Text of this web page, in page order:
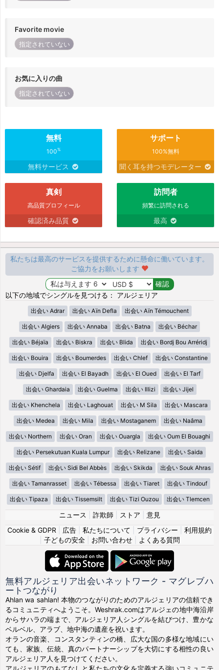
Favorite movie
指定されていない
お気に入りの曲
指定されていない
無料
100%
無料サービス
サポート
100%無料
聞く耳を持つモデレーター
真剣
高品質プロフィール
確認済み品質
訪問者
頻繁に訪問される
最高
私たちは最高のサービスを提供するために懸命に働いています。
ご協力をお願いします
以下の地域でシングルを見つける： アルジェリア
出会い Adrar 出会い Aïn Defla 出会い Aïn Témouchent
出会い Algiers 出会い Annaba 出会い Batna 出会い Béchar
出会い Béjaïa 出会い Biskra 出会い Blida 出会い Bordj Bou Arréridj
出会い Bouira 出会い Boumerdes 出会い Chlef 出会い Constantine
出会い Djelfa 出会い El Bayadh 出会い El Oued 出会い El Tarf
出会い Ghardaia 出会い Guelma 出会い Illizi 出会い Jijel
出会い Khenchela 出会い Laghouat 出会い M Sila 出会い Mascara
出会い Medea 出会い Mila 出会い Mostaganem 出会い Naâma
出会い Northern 出会い Oran 出会い Ouargla 出会い Oum El Bouaghi
出会い Persekutuan Kuala Lumpur 出会い Relizane 出会い Saida
出会い Sétif 出会い Sidi Bel Abbès 出会い Skikda 出会い Souk Ahras
出会い Tamanrasset 出会い Tébessa 出会い Tiaret 出会い Tindouf
出会い Tipaza 出会い Tissemsilt 出会い Tizi Ouzou 出会い Tlemcen
ニュース 詐欺師 ストア
意見
Cookie & GDPR
広告 私たちについて プライバシー
利用規約
子どもの安全| お問い合わせ| よくある質問
無料アルジェリア出会いネットワーク - マグレブハ
ートつながり
Ahlan wa sahlan! 本物のつながりのためのアルジェリアの信頼でき
るコミュニティへようこそ。Weshrak.comはアルジェの地中海沿岸
からサハラの端まで、アルジェリア人シングルを結びつけ、豊かな
ベルベル、アラブ、地中海の遺産を祝います。
オランの音楽、コンスタンティンの橋、広大な国の多様な地域にい
ても、家族、伝統、真のパートナーシップを大切にする相性の良い
アルジェリア人を見つけてください。
アルジェリアのもてなしと私たちの文化を定義する強いコミュニテ